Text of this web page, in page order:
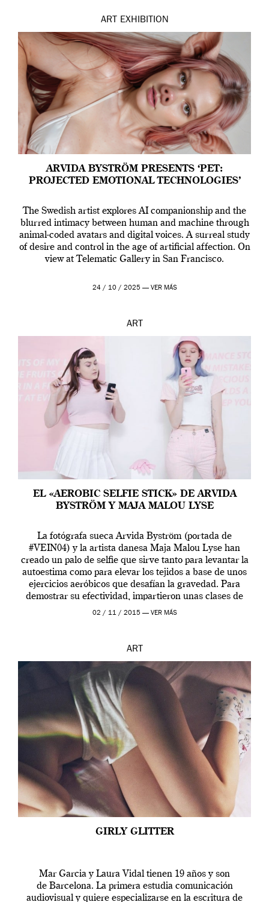
ART EXHIBITION
ARVIDA BYSTRÖM PRESENTS ‘PET:
PROJECTED EMOTIONAL TECHNOLOGIES’
The Swedish artist explores AI companionship and the
blurred intimacy between human and machine through
animal-coded avatars and digital voices. A surreal study
of desire and control in the age of artificial affection. On
view at Telematic Gallery in San Francisco.
24 / 10 / 2025 — VER MÁS
ART
EL «AEROBIC SELFIE STICK» DE ARVIDA
BYSTRÖM Y MAJA MALOU LYSE
La fotógrafa sueca Arvida Byström (portada de
#VEIN04) y la artista danesa Maja Malou Lyse han
creado un palo de selfie que sirve tanto para levantar la
autoestima como para elevar los tejidos a base de unos
ejercicios aeróbicos que desafían la gravedad. Para
demostrar su efectividad, impartieron unas clases de
prueba en el Tate […]
02 / 11 / 2015 — VER MÁS
ART
GIRLY GLITTER
Mar Garcia y Laura Vidal tienen 19 años y son
de Barcelona. La primera estudia comunicación
audiovisual y quiere especializarse en la escritura de